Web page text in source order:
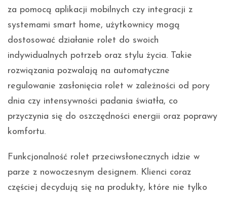
za pomocą aplikacji mobilnych czy integracji z
systemami smart home, użytkownicy mogą
dostosować działanie rolet do swoich
indywidualnych potrzeb oraz stylu życia. Takie
rozwiązania pozwalają na automatyczne
regulowanie zasłonięcia rolet w zależności od pory
dnia czy intensywności padania światła, co
przyczynia się do oszczędności energii oraz poprawy
komfortu.
Funkcjonalność rolet przeciwsłonecznych idzie w
parze z nowoczesnym designem. Klienci coraz
częściej decydują się na produkty, które nie tylko